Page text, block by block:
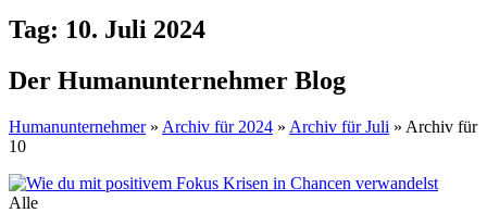
Tag: 10. Juli 2024
Der Humanunternehmer Blog
Humanunternehmer» Archiv für 2024 » Archiv für Juli » Archiv für
10
Alle